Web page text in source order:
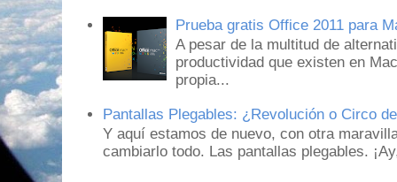
Prueba gratis Office 2011 para
A pesar de la multitud de
productividad que existen en
propia...
Pantallas Plegables: ¿Revolución o Circo
Y aquí estamos de nuevo, con otra
cambiarlo todo. Las pantallas plegables.